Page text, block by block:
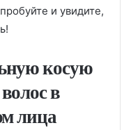
и увидите,
косую
в
лица